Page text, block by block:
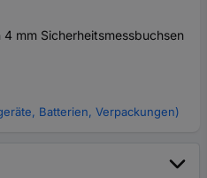
mm Sicherheitsmessbuchsen
Batterien, Verpackungen)